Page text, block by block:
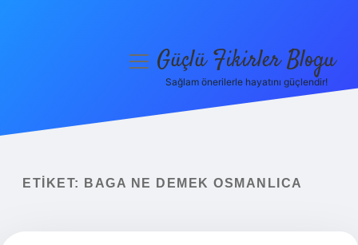
Yasal Uyarı
menüyüGüçlü Fikirler Blogu
Sağlam önerilerle hayatını güçlendir!
ETIKET: BAGA NE DEMEK OSMANLICA